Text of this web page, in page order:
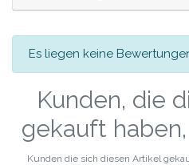
Es liegen keine
Kunden, die
gekauft
Kunden die sich diesen Artikel